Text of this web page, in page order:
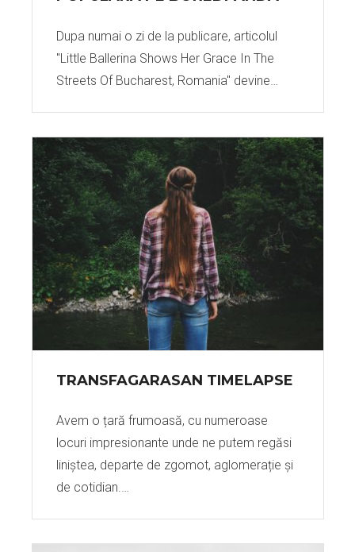
Dupa numai o zi de la publicare, articolul
"Little Ballerina Shows Her Grace In The
Streets Of Bucharest, Romania" devine…
TRANSFAGARASAN TIMELAPSE
Avem o țară frumoasă, cu numeroase
locuri impresionante unde ne putem regăsi
liniștea, departe de zgomot, aglomerație și
de cotidian.…